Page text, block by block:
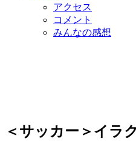
アクセス
コメント
みんなの感想
＜サッカー＞イラ